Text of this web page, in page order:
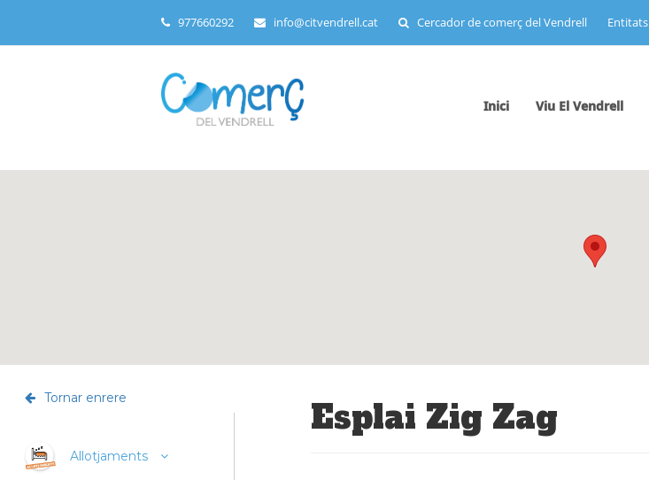
977660292 info@citvendrell.cat Cercador de comerç del Vendrell Entitats
Inici Viu El Vendrell
Tornar enrere
Allotjaments
Esplai Zig Zag